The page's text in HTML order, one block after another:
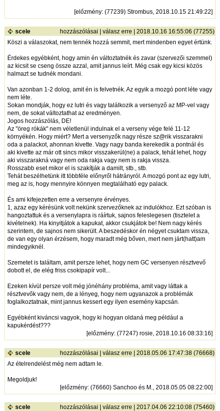
[előzmény: (77239) Strombus, 2018.10.15 21:49:22]
scele hozzászólásai |válasz erre | 2018.10.16 16:55:06 (77255)
Köszi a válaszokat, nem tennék hozzá semmit, mert mindenben egyet értünk.
Érdekes egyébként, hogy amin én változtatnék és zavar (szervezői szemmel)
az kicsit se cseng össze azzal, amit jannus leírt. Még csak egy kicsi közös
halmazt se tudnék mondani.
Van azonban 1-2 dolog, amit én is felvetnék. Az egyik a mozgó pont léte vagy
nem léte.
Sokan mondják, hogy ez lutri és vagy találkozik a versenyző az MP-vel vagy
nem, de sokat változtathat az eredményen.
Jogos hozzászólás, DE!
Az "öreg rókák" nem véletlenül indulnak el a verseny vége felé 11-12
környékén. Hogy miért? Mert a versenyzők nagy része sz@rik visszarakni
oda a palackot, ahonnan kivette. Vagy nagy banda kerekedik a pontnál és
aki kivette az már ott sincs mikor visszakerül(ne) a palack, tehát lehet, hogy
aki visszarakná vagy nem oda rakja vagy nem is rakja vissza.
Rosszabb eset mikor el is szakítják a damilt, stb., stb.
Tehát beszélhetünk itt többféle előnyről hátrányról. A mozgó pont az egy lutri,
meg az is, hogy mennyire könnyen megtalálható egy palack.
És ami kifejezetten erre a versenyre érvényes.
1, azaz egy kérésünk volt nekünk szervezőknek az indulókhoz. Ezt szóban is
hangoztattuk és a versenylapra is ráírtuk, sajnos feleslegesen (tisztelet a
kivételnek). Ha kinyitjátok a kapukat, akkor csukjátok be! Nem nagy kérés
szerintem, de sajnos nem sikerült. A beszedéskor én négyet csuktam vissza,
de van egy olyan érzésem, hogy maradt még bőven, mert nem járt(hatt)am
mindegyiknél.
Szemetet is találtam, amit persze lehet, hogy nem GC versenyen résztvevő
dobott el, de elég friss csokipapír volt...
Ezeken kívül persze volt még jónéhány probléma, amit vagy láttak a
résztvevők vagy nem, de a lényeg, hogy nem ugyanazok a problémák
foglalkoztatnak, mint jannus kessert egy ilyen esemény kapcsán.
Egyébként kiváncsi vagyok, hogy ki hogyan oldaná meg például a
kapukérdést???
[előzmény: (77247) rosie, 2018.10.16 08:33:16]
scele hozzászólásai |válasz erre | 2018.05.06 17:47:38 (76668)
Az ételrendelést még nem adtam le.
Megoldjuk!
[előzmény: (76660) Sanchoo és M., 2018.05.05 08:22:00]
scele hozzászólásai |válasz erre | 2017.04.06 22:10:08 (75460)